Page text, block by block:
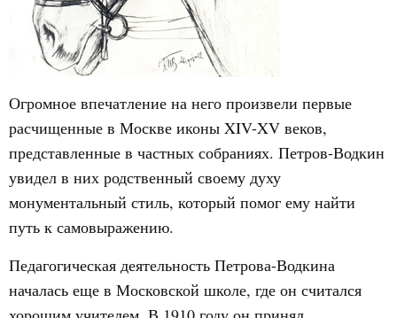
Огромное впечатление на него произвели первые
расчищенные в Москве иконы XIV-XV веков,
представленные в частных собраниях. Петров-Водкин
увидел в них родственный своему духу
монументальный стиль, который помог ему найти
путь к самовыражению.
Педагогическая деятельность Петрова-Водкина
началась еще в Московской школе, где он считался